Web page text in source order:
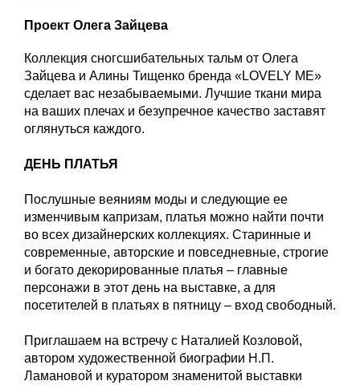
Проект Олега Зайцева
Коллекция сногсшибательных тальм от Олега
Зайцева и Алины Тищенко бренда «LOVELY ME»
сделает вас незабываемыми. Лучшие ткани мира
на ваших плечах и безупречное качество заставят
оглянуться каждого.
​​ДЕНЬ ПЛАТЬЯ
Послушные веяниям моды и следующие ее
изменчивым капризам, платья можно найти почти
во всех дизайнерских коллекциях. Старинные и
современные, авторские и повседневные, строгие
и богато декорированные платья – главные
персонажи в этот день на выставке, а для
посетителей в платьях в пятницу – вход свободный.
Приглашаем на встречу с Наталией Козловой,
автором художественной биографии Н.П.
Ламановой и куратором знаменитой выставки